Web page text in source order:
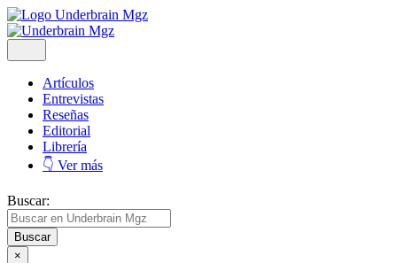
Artículos
Entrevistas
Reseñas
Editorial
Librería
👇 Ver más
Buscar:
×